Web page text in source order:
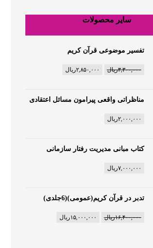
سایر محصولات
تفسیر موضوعی قرآن کریم
۳,۳۰۰,۰۰۰ریال ۲,۸۵۰,۰۰۰ریال
مناظراتی واقعی پیرامون مسائل اعتقادی
۲,۰۰۰,۰۰۰ریال
کتاب مبانی مدیریت رفتار سازمانی
۷,۰۰۰,۰۰۰ریال
تدبر در قرآن کریم(عمومی)(6جلدی)
۱۶,۴۰۰,۰۰۰ریال ۱۵,۰۰۰,۰۰۰ریال